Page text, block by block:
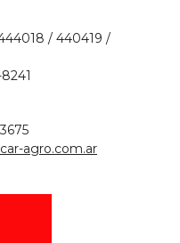
/ 440419 /
agro.com.ar